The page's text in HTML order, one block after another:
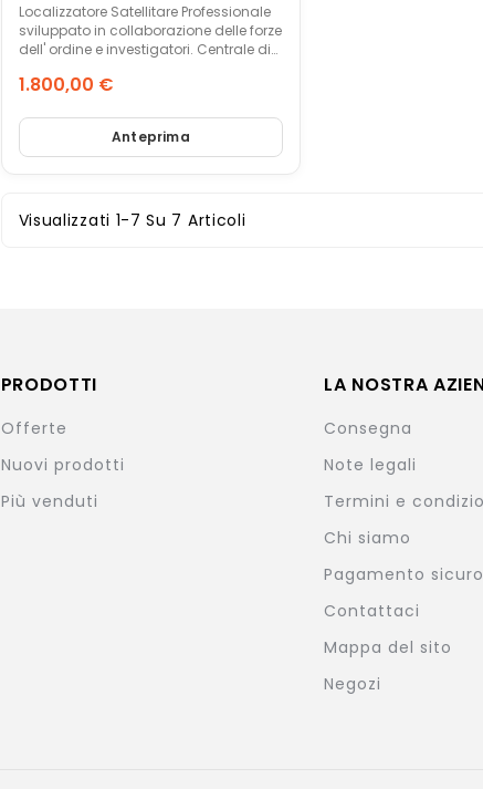
Localizzatore Satellitare Professionale
sviluppato in collaborazione delle forze
dell' ordine e investigatori. Centrale di
Autonomia di 50 giorni in uso.
1.800,00 €
Anteprima
Visualizzati 1-7 Su 7 Articoli
PRODOTTI
Offerte
Nuovi prodotti
Più venduti
LA NOSTRA
Consegna
Note legali
Termini e
Chi siamo
Pagamento sicuro
Contattaci
Mappa del sito
Negozi